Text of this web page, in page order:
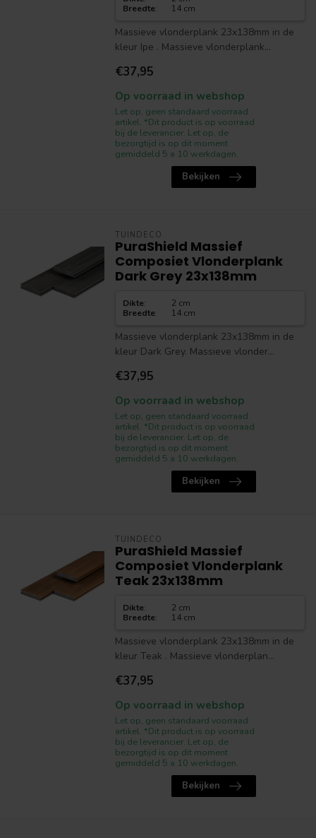
Breedte: 14 cm
Massieve vlonderplank 23x138mm in de
kleur Ipe . Massieve vlonderplank...
€37,95
Op voorraad in webshop
Let op, geen standaard voorraad
artikel. *Dit product is op voorraad
bij de leverancier. Let op, de
bezorgtijd is op dit moment
gemiddeld 5 a 10 werkdagen.
Bekijken
TUINDECO
PuraShield Massief
Composiet Vlonderplank
Dark Grey 23x138mm
Dikte:
2 cm
Breedte: 14 cm
Massieve vlonderplank 23x138mm in de
kleur Dark Grey. Massieve vlonder...
€37,95
Op voorraad in webshop
Let op, geen standaard voorraad
artikel. *Dit product is op voorraad
bij de leverancier. Let op, de
bezorgtijd is op dit moment
gemiddeld 5 a 10 werkdagen.
Bekijken
TUINDECO
PuraShield Massief
Composiet Vlonderplank
Teak 23x138mm
Dikte:
2 cm
Breedte: 14 cm
Massieve vlonderplank 23x138mm in de
kleur Teak . Massieve vlonderplan...
€37,95
Op voorraad in webshop
Let op, geen standaard voorraad
artikel. *Dit product is op voorraad
bij de leverancier. Let op, de
bezorgtijd is op dit moment
gemiddeld 5 a 10 werkdagen.
Bekijken